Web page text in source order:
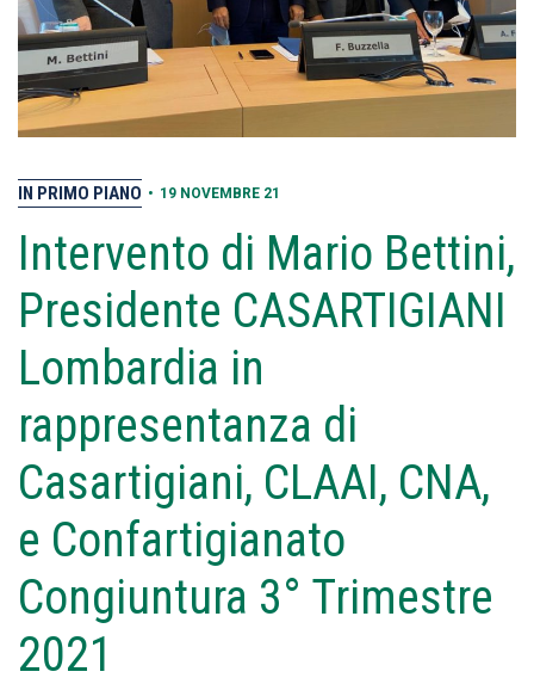
IN PRIMO PIANO • 19 NOVEMBRE 21
Intervento di Mario Bettini,
Presidente CASARTIGIANI
Lombardia in
rappresentanza di
Casartigiani, CLAAI, CNA,
e Confartigianato
Congiuntura 3° Trimestre
2021